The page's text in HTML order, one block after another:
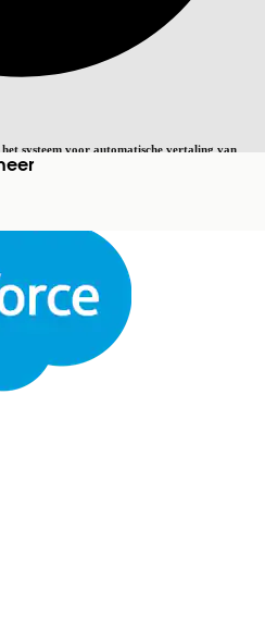
systeem voor automatische vertaling van
op Engels
Zoeken